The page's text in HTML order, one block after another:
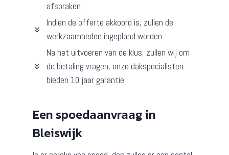
afspraken
Indien de offerte akkoord is, zullen de
werkzaamheden ingepland worden
Na het uitvoeren van de klus, zullen wij om
de betaling vragen, onze dakspecialisten
bieden 10 jaar garantie
Een spoedaanvraag in
Bleiswijk